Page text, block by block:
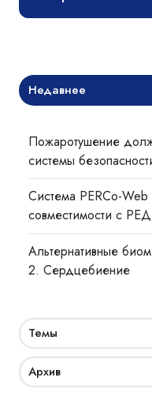
Недавнее
Пожаротушение
системы
Система PERCo-
совместимости с
Альтернативные
2. Сердцебиение
Темы
Архив